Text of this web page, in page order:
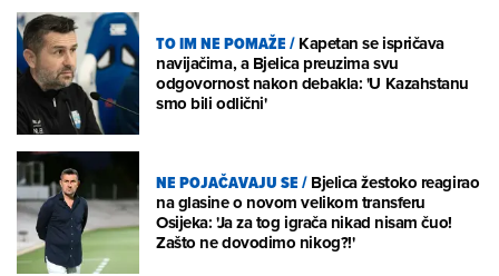
TO IM NE POMAŽE/Kapetan se ispričava
navijačima, a Bjelica preuzima svu
odgovornost nakon debakla: 'U Kazahstanu
smo bili odlični'
NE POJAČAVAJU SE/Bjelica žestoko reagirao
na glasine o novom velikom transferu
Osijeka: 'Ja za tog igrača nikad nisam čuo!
Zašto ne dovodimo nikog?!'